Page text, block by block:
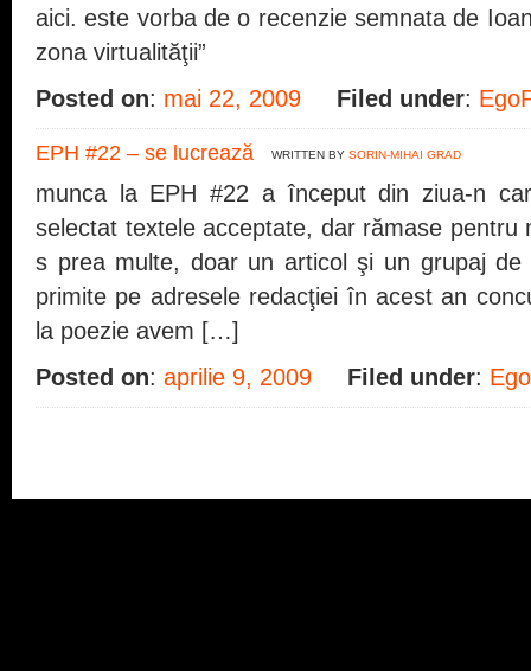
aici. este vorba de o recenzie semnata de
zona virtualităţii”
Posted on: mai 22, 2009 Filed under:
EPH #22 – se lucrează WRITTEN BY SORIN-MIHAI GRAD
munca la EPH #22 a început din ziua-n
selectat textele acceptate, dar rămase pentru
s prea multe, doar un articol şi un grupaj
primite pe adresele redacţiei în acest an
la poezie avem […]
Posted on: aprilie 9, 2009 Filed under: